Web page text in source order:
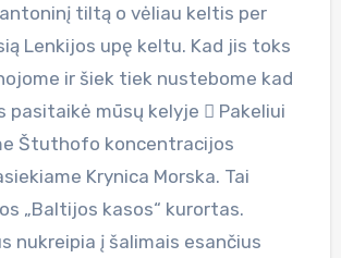
tiltą o vėliau keltis per
Lenkijos upę keltu. Kad jis toks
ir šiek tiek nustebome kad
pasitaikė mūsų kelyje  Pakeliui
Štuthofo koncentracijos
Krynica Morska. Tai
„Baltijos kasos“ kurortas.
nukreipia į šalimais esančius